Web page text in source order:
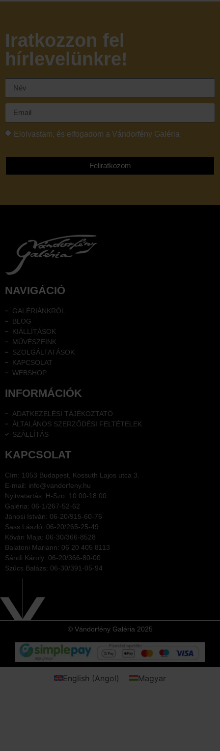
Iratkozzon fel
hírlevelünkre!
Elolvastam, és elfogadom a Vándorfény Galéria
Feliratkozom
NAVIGÁCIÓ
GALÉRIÁNKRÓL
BLOG
KIÁLLÍTÁSOK
MŰVÉSZEINK
SZOLGÁLTATÁSOK
KAPCSOLAT
WEBSHOP
INFORMÁCIÓK
ADATKEZELÉSI TÁJÉKOZTATÓ
ÁLTALÁNOS SZERZŐDÉSI FELTÉTELEK
SZÁLLÍTÁS
KAPCSOLAT
Cím: 1053 Budapest, Kossuth Lajos utca 3.
E-mail: info@vandorfeny.hu
Nyitvatartás: H-Szo: 10:00-18:00
Galéria: 06-1/267-52-62
Jánosi István: 06-20/915-60-76
Sass László: 06-20/265-25-49
Kővári Maja: 06-30/366-8528
Balatoni Mariann: 06 20 405 8113
Sándi Károly: 06-20/366-80-00
Szűcs Balázs: 06-30/391-05-94
© Vándorfény Galéria 2025
English (Angol) Magyar